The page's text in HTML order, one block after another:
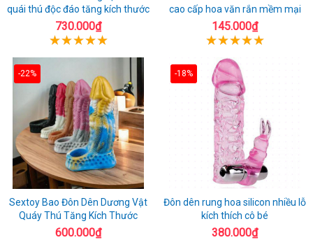
quái thú độc đáo tăng kích thước
730.000₫
cao cấp hoa văn rắn mềm mại
145.000₫
-22%
Sextoy Bao Đôn Dên Dương Vật
Quáy Thú Tăng Kích Thước
600.000₫
-18%
Đôn dên rung hoa silicon nhiều lỗ
kích thích cô bé
380.000₫